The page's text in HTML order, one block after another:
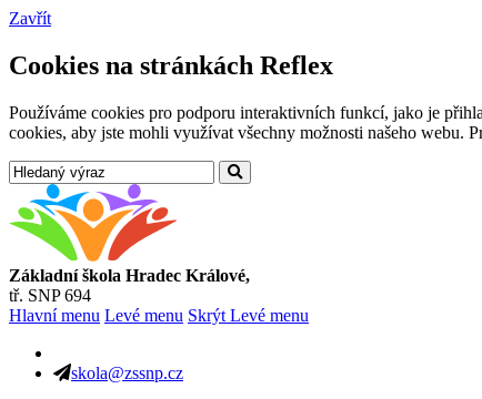
Zavřít
Cookies na stránkách Reflex
Používáme cookies pro podporu interaktivních funkcí, jako je
cookies, aby jste mohli využívat všechny možnosti našeho webu.
Základní škola Hradec Králové,
tř. SNP 694
Hlavní menu Levé menu Skrýt Levé menu
skola@zssnp.cz